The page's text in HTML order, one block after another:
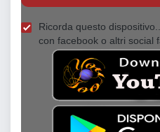
Ricorda questo
con facebook o altri social